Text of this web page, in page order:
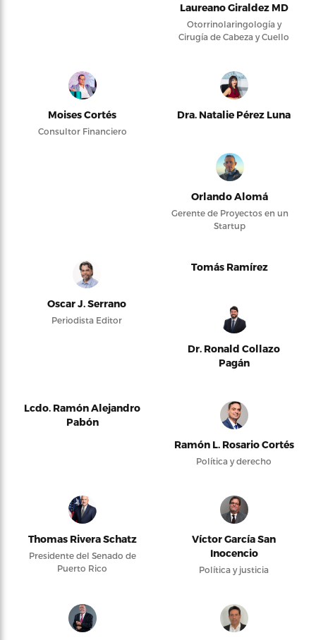
Laureano Giraldez MD
Otorrinolaringología y
Cirugía de Cabeza y Cuello
Moises Cortés
Consultor Financiero
Dra. Natalie Pérez Luna
Orlando Alomá
Gerente de Proyectos en un
Startup
Oscar J. Serrano
Periodista Editor
Tomás Ramírez
Dr. Ronald Collazo
Pagán
Lcdo. Ramón Alejandro
Pabón
Ramón L. Rosario Cortés
Política y derecho
Thomas Rivera Schatz
Presidente del Senado de
Puerto Rico
Víctor García San
Inocencio
Política y justicia